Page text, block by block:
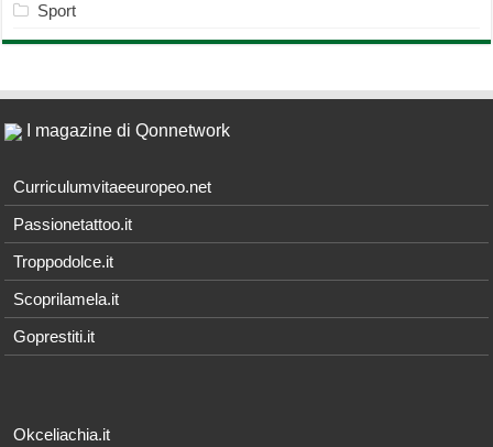
Sport
I magazine di Qonnetwork
Curriculumvitaeeuropeo.net
Passionetattoo.it
Troppodolce.it
Scoprilamela.it
Goprestiti.it
Okceliachia.it